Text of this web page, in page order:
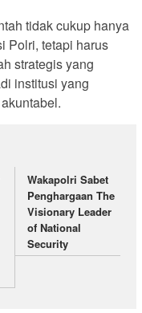
tidak cukup hanya
Polri, tetapi harus
strategis yang
institusi yang
Wakapolri Sabet
Penghargaan The
Visionary Leader
of National
Security